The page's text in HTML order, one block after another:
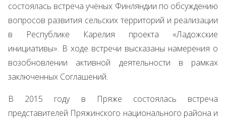
состоялась встреча учёных Финляндии по обсуждению
вопросов развития сельских территорий и реализации
в Республике Карелия проекта «Ладожские
инициативы». В ходе встречи высказаны намерения о
возобновлении активной деятельности в рамках
заключенных Соглашений.
В 2015 году в Пряже состоялась встреча
представителей Пряжинского национального района и